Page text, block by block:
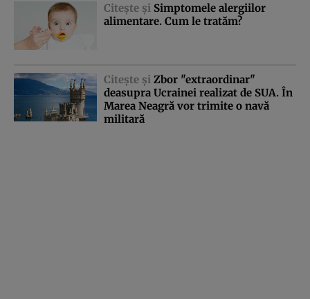
Citeşte şi Simptomele alergiilor
alimentare. Cum le tratăm?
Citeşte şi Zbor "extraordinar"
deasupra Ucrainei realizat de SUA. În
Marea Neagră vor trimite o navă
militară